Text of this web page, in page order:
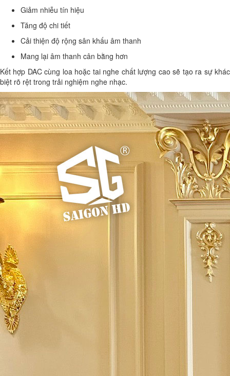
Giảm nhiễu tín hiệu
Tăng độ chi tiết
Cải thiện độ rộng sân khấu âm thanh
Mang lại âm thanh cân bằng hơn
Kết hợp DAC cùng loa hoặc tai nghe chất lượng cao sẽ tạo ra sự khác
biệt rõ rệt trong trải nghiệm nghe nhạc.